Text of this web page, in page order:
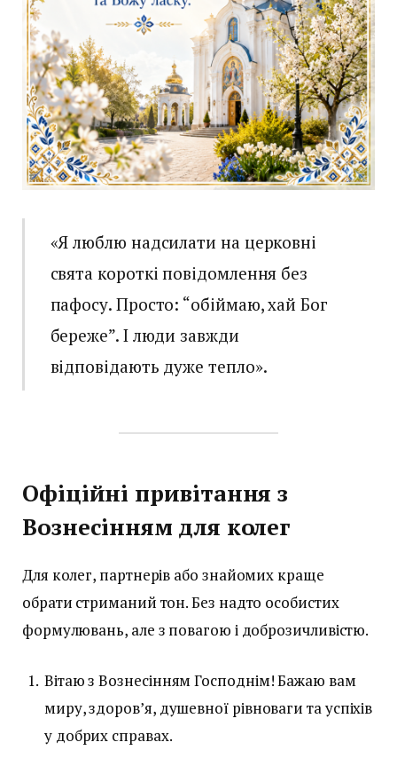
«Я люблю надсилати на церковні
свята короткі повідомлення без
пафосу. Просто: “обіймаю, хай Бог
береже”. І люди завжди
відповідають дуже тепло».
Офіційні привітання з
Вознесінням для колег
Для колег, партнерів або знайомих краще
обрати стриманий тон. Без надто особистих
формулювань, але з повагою і доброзичливістю.
Вітаю з Вознесінням Господнім! Бажаю вам
миру, здоров’я, душевної рівноваги та успіхів
у добрих справах.